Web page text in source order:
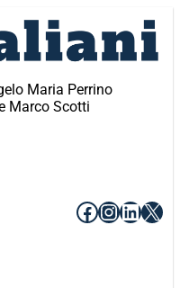
Maria Perrino
Marco Scotti
Facebook
X